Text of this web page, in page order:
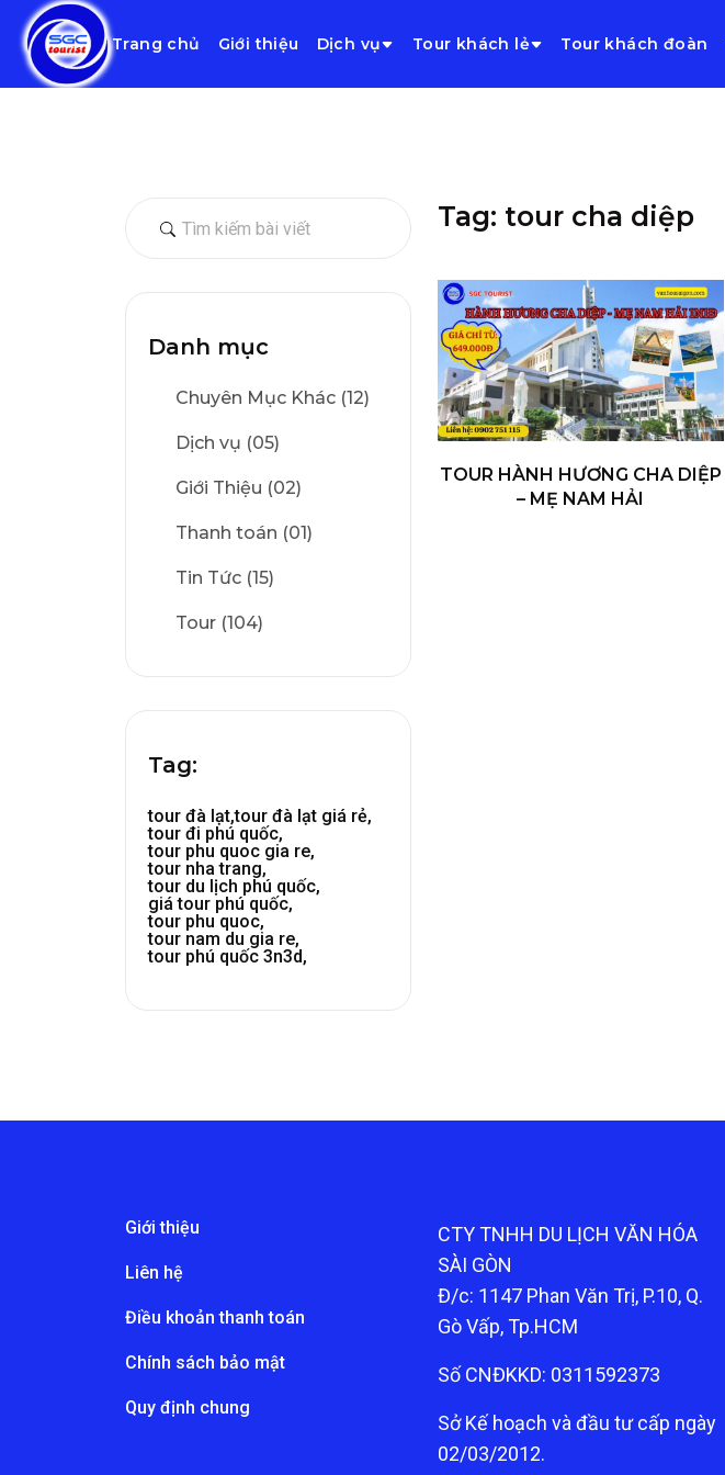
Trang chủ Giới thiệu Dịch vụ Tour khách lẻ Tour khách đoàn
Danh mục
Chuyên Mục Khác (12)
Dịch vụ (05)
Giới Thiệu (02)
Thanh toán (01)
Tin Tức (15)
Tour (104)
Tag:
tour đà lạt,tour đà lạt giá rẻ,
tour đi phú quốc,
tour phu quoc gia re,
tour nha trang,
tour du lịch phú quốc,
giá tour phú quốc,
tour phu quoc,
tour nam du gia re,
tour phú quốc 3n3d,
Tag: tour cha diệp
TOUR HÀNH HƯƠNG CHA DIỆP
– MẸ NAM HẢI
Giới thiệu
Liên hệ
Điều khoản thanh toán
Chính sách bảo mật
Quy định chung
CTY TNHH DU LỊCH VĂN HÓA
SÀI GÒN
Đ/c: 1147 Phan Văn Trị, P.10, Q.
Gò Vấp, Tp.HCM
Số CNĐKKD: 0311592373
Sở Kế hoạch và đầu tư cấp ngày
02/03/2012.